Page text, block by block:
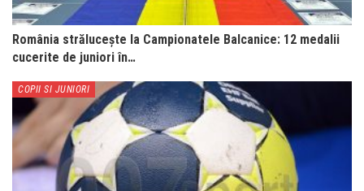
România strălucește la Campionatele Balcanice: 12 medalii
cucerite de juniori în…
COPII SI JUNIORI